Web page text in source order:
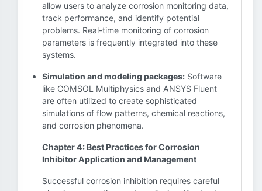
allow users to analyze corrosion monitoring data,
track performance, and identify potential
problems. Real-time monitoring of corrosion
parameters is frequently integrated into these
systems.
Simulation and modeling packages: Software
like COMSOL Multiphysics and ANSYS Fluent
are often utilized to create sophisticated
simulations of flow patterns, chemical reactions,
and corrosion phenomena.
Chapter 4: Best Practices for Corrosion
Inhibitor Application and Management
Successful corrosion inhibition requires careful